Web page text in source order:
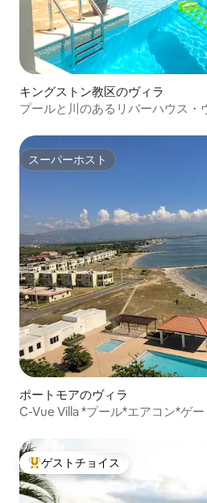
キングストン教区のヴィラ
プールと川のあるリバーハウス・
スーパーホスト
スーパーホスト
ポートモアのヴィラ
C-Vue Villa *プール*エアコン*ゲ
大好評のゲストチョイスです。
ゲストチョイス